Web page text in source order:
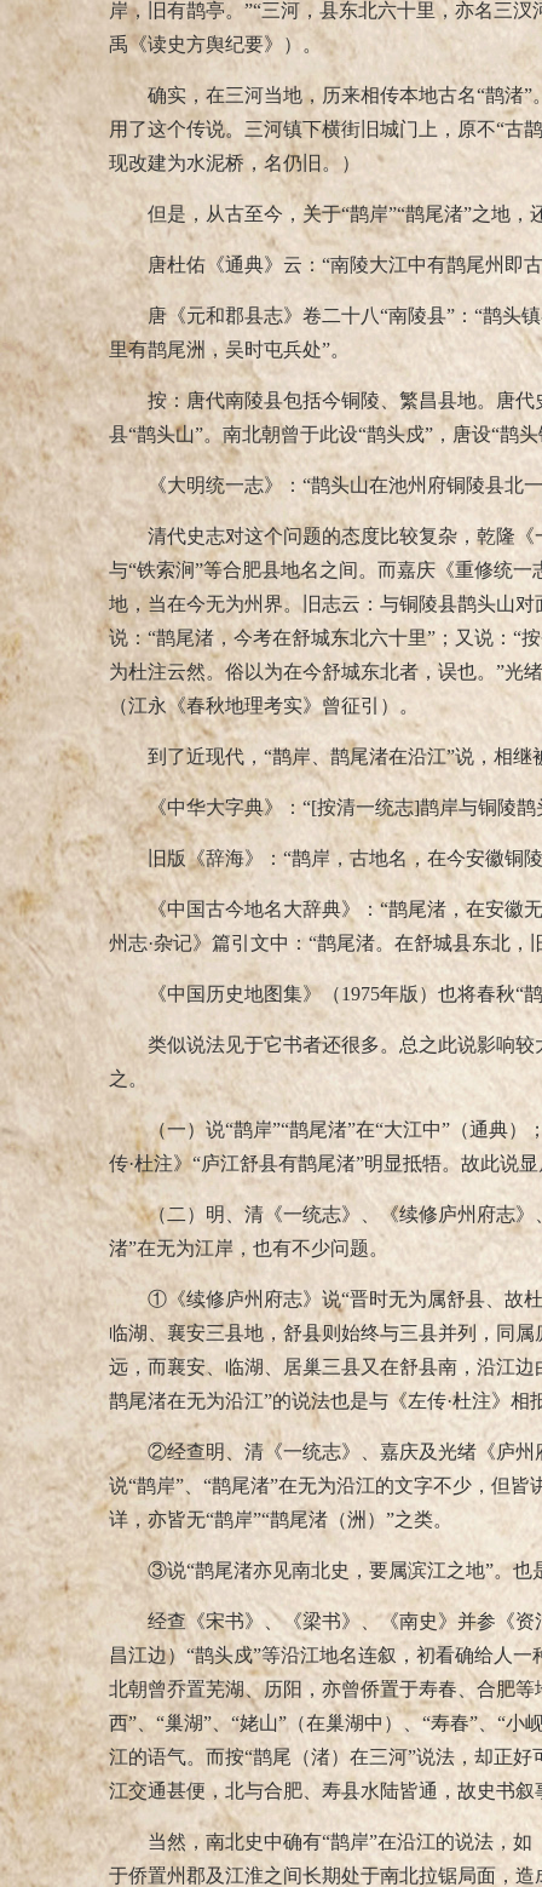
岸，旧有鹊亭。”“三河，县东北六十里，亦名三
禹《读史方舆纪要》）。
确实，在三河当地，历来相传本地古名“鹊渚
用了这个传说。三河镇下横街旧城门上，原不“古
现改建为水泥桥，名仍旧。）
但是，从古至今，关于“鹊岸”“鹊尾渚”之地，
唐杜佑《通典》云：“南陵大江中有鹊尾州即
唐《元和郡县志》卷二十八“南陵县”：“鹊头
里有鹊尾洲，吴时屯兵处”。
按：唐代南陵县包括今铜陵、繁昌县地。唐
县“鹊头山”。南北朝曾于此设“鹊头戍”，唐设“鹊头
《大明统一志》：“鹊头山在池州府铜陵县
清代史志对这个问题的态度比较复杂，乾隆
与“铁索涧”等合肥县地名之间。而嘉庆《重修统
地，当在今无为州界。旧志云：与铜陵县鹊头山
说：“鹊尾渚，今考在舒城东北六十里”；又说：“
为杜注云然。俗以为在今舒城东北者，误也。”光
（江永《春秋地理考实》曾征引）。
到了近现代，“鹊岸、鹊尾渚在沿江”说，相
《中华大字典》：“[按清一统志]鹊岸与铜陵鹊
旧版《辞海》：“鹊岸，古地名，在今安徽铜
《中国古今地名大辞典》：“鹊尾渚，在安徽
州志·杂记》篇引文中：“鹊尾渚。在舒城县东北
《中国历史地图集》（1975年版）也将春秋“
类似说法见于它书者还很多。总之此说影响
之。
（一）说“鹊岸”“鹊尾渚”在“大江中”（通典
传·杜注》“庐江舒县有鹊尾渚”明显抵牾。故此说
（二）明、清《一统志》、《续修庐州府志
渚”在无为江岸，也有不少问题。
①《续修庐州府志》说“晋时无为属舒县、故
临湖、襄安三县地，舒县则始终与三县并列，同
远，而襄安、临湖、居巢三县又在舒县南，沿江
鹊尾渚在无为沿江”的说法也是与《左传·杜注》相
②经查明、清《一统志》、嘉庆及光绪《庐
说“鹊岸”、“鹊尾渚”在无为沿江的文字不少，但
详，亦皆无“鹊岸”“鹊尾渚（洲）”之类。
③说“鹊尾渚亦见南北史，要属滨江之地”。也
经查《宋书》、《梁书》、《南史》并参《资
昌江边）“鹊头戍”等沿江地名连叙，初看确给人
北朝曾乔置芜湖、历阳，亦曾侨置于寿春、合肥等
西”、“巢湖”、“姥山”（在巢湖中）、“寿春”、“
江的语气。而按“鹊尾（渚）在三河”说法，却正
江交通甚便，北与合肥、寿县水陆皆通，故史书
当然，南北史中确有“鹊岸”在沿江的说法，
于侨置州郡及江淮之间长期处于南北拉锯局面，